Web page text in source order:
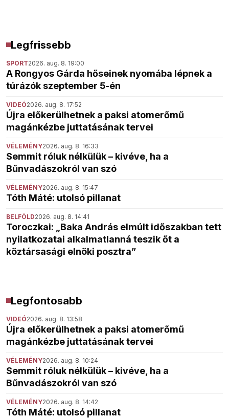
Legfrissebb
SPORT2026. aug. 8. 19:00
A Rongyos Gárda hőseinek nyomába lépnek a
túrázók szeptember 5-én
VIDEÓ2026. aug. 8. 17:52
Újra előkerülhetnek a paksi atomerőmű
magánkézbe juttatásának tervei
VÉLEMÉNY2026. aug. 8. 16:33
Semmit róluk nélkülük – kivéve, ha a
Bűnvadászokról van szó
VÉLEMÉNY2026. aug. 8. 15:47
Tóth Máté: utolsó pillanat
BELFÖLD2026. aug. 8. 14:41
Toroczkai: „Baka András elmúlt időszakban tett
nyilatkozatai alkalmatlanná teszik őt a
köztársasági elnöki posztra”
Legfontosabb
VIDEÓ2026. aug. 8. 13:58
Újra előkerülhetnek a paksi atomerőmű
magánkézbe juttatásának tervei
VÉLEMÉNY2026. aug. 8. 10:24
Semmit róluk nélkülük – kivéve, ha a
Bűnvadászokról van szó
VÉLEMÉNY2026. aug. 8. 14:42
Tóth Máté: utolsó pillanat